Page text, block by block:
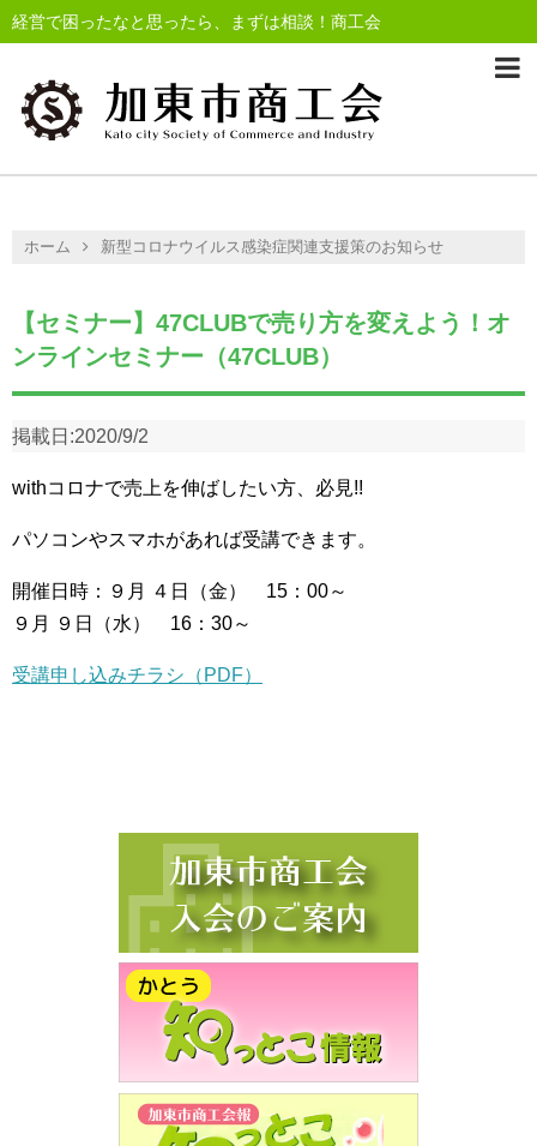
経営で困ったなと思ったら、まずは相談！商工会
ホーム 新型コロナウイルス感染症関連支援策のお知らせ
【セミナー】47CLUBで売り方を変えよう！オ
ンラインセミナー（47CLUB）
掲載日:2020/9/2
withコロナで売上を伸ばしたい方、必見!!
パソコンやスマホがあれば受講できます。
開催日時：９月 ４日（金） 15：00～
９月 ９日（水） 16：30～
受講申し込みチラシ（PDF）